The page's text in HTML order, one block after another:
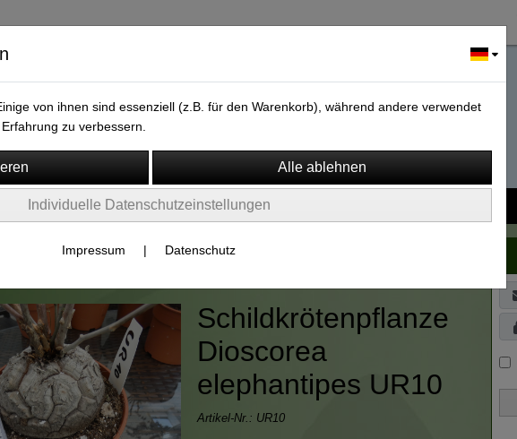
Schildkrötenpflanze
Dioscorea
elephantipes UR10
Artikel-Nr.: UR10
von ihnen sind essenziell (z.B. für den Warenkorb), während andere verwendet
zu verbessern.
Individuelle Datenschutzeinstellungen
Impressum | Datenschutz